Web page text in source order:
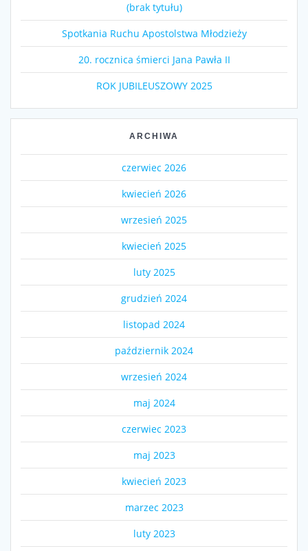
(brak tytułu)
Spotkania Ruchu Apostolstwa Młodzieży
20. rocznica śmierci Jana Pawła II
ROK JUBILEUSZOWY 2025
ARCHIWA
czerwiec 2026
kwiecień 2026
wrzesień 2025
kwiecień 2025
luty 2025
grudzień 2024
listopad 2024
październik 2024
wrzesień 2024
maj 2024
czerwiec 2023
maj 2023
kwiecień 2023
marzec 2023
luty 2023